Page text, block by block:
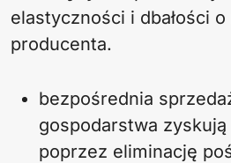
elastyczności i dbałości
producenta.
bezpośrednia
gospodarstwa
poprzez eliminację